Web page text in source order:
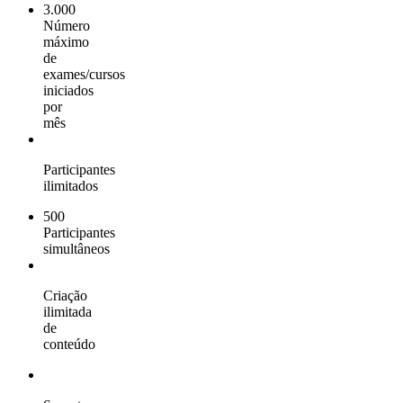
3.000
Número
máximo
de
exames/cursos
iniciados
por
mês
Participantes
ilimitados
500
Participantes
simultâneos
Criação
ilimitada
de
conteúdo